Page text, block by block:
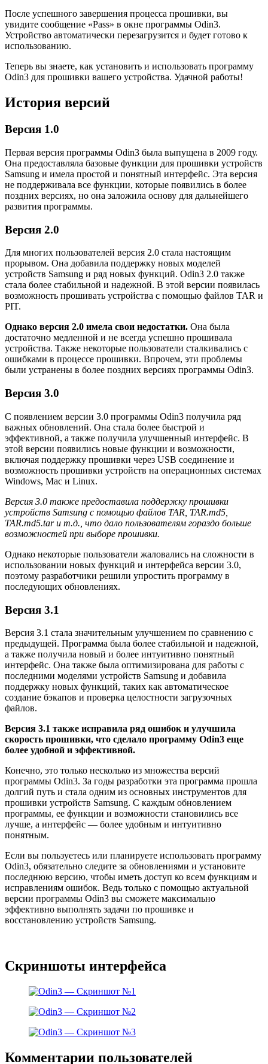
После успешного завершения процесса прошивки, вы
увидите сообщение «Pass» в окне программы Odin3.
Устройство автоматически перезагрузится и будет готово к
использованию.
Теперь вы знаете, как установить и использовать программу
Odin3 для прошивки вашего устройства. Удачной работы!
История версий
Версия 1.0
Первая версия программы Odin3 была выпущена в 2009 году.
Она предоставляла базовые функции для прошивки устройств
Samsung и имела простой и понятный интерфейс. Эта версия
не поддерживала все функции, которые появились в более
поздних версиях, но она заложила основу для дальнейшего
развития программы.
Версия 2.0
Для многих пользователей версия 2.0 стала настоящим
прорывом. Она добавила поддержку новых моделей
устройств Samsung и ряд новых функций. Odin3 2.0 также
стала более стабильной и надежной. В этой версии появилась
возможность прошивать устройства с помощью файлов TAR и
PIT.
Однако версия 2.0 имела свои недостатки. Она была
достаточно медленной и не всегда успешно прошивала
устройства. Также некоторые пользователи сталкивались с
ошибками в процессе прошивки. Впрочем, эти проблемы
были устранены в более поздних версиях программы Odin3.
Версия 3.0
С появлением версии 3.0 программы Odin3 получила ряд
важных обновлений. Она стала более быстрой и
эффективной, а также получила улучшенный интерфейс. В
этой версии появились новые функции и возможности,
включая поддержку прошивки через USB соединение и
возможность прошивки устройств на операционных системах
Windows, Mac и Linux.
Версия 3.0 также предоставила поддержку прошивки
устройств Samsung с помощью файлов TAR, TAR.md5,
TAR.md5.tar и т.д., что дало пользователям гораздо больше
возможностей при выборе прошивки.
Однако некоторые пользователи жаловались на сложности в
использовании новых функций и интерфейса версии 3.0,
поэтому разработчики решили упростить программу в
последующих обновлениях.
Версия 3.1
Версия 3.1 стала значительным улучшением по сравнению с
предыдущей. Программа была более стабильной и надежной,
а также получила новый и более интуитивно понятный
интерфейс. Она также была оптимизирована для работы с
последними моделями устройств Samsung и добавила
поддержку новых функций, таких как автоматическое
создание бэкапов и проверка целостности загрузочных
файлов.
Версия 3.1 также исправила ряд ошибок и улучшила
скорость прошивки, что сделало программу Odin3 еще
более удобной и эффективной.
Конечно, это только несколько из множества версий
программы Odin3. За годы разработки эта программа прошла
долгий путь и стала одним из основных инструментов для
прошивки устройств Samsung. С каждым обновлением
программы, ее функции и возможности становились все
лучше, а интерфейс — более удобным и интуитивно
понятным.
Если вы пользуетесь или планируете использовать программу
Odin3, обязательно следите за обновлениями и установите
последнюю версию, чтобы иметь доступ ко всем функциям и
исправлениям ошибок. Ведь только с помощью актуальной
версии программы Odin3 вы сможете максимально
эффективно выполнять задачи по прошивке и
восстановлению устройств Samsung.
Скриншоты интерфейса
Комментарии пользователей